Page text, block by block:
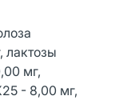
лактозы
мг,
- 8,00 мг,